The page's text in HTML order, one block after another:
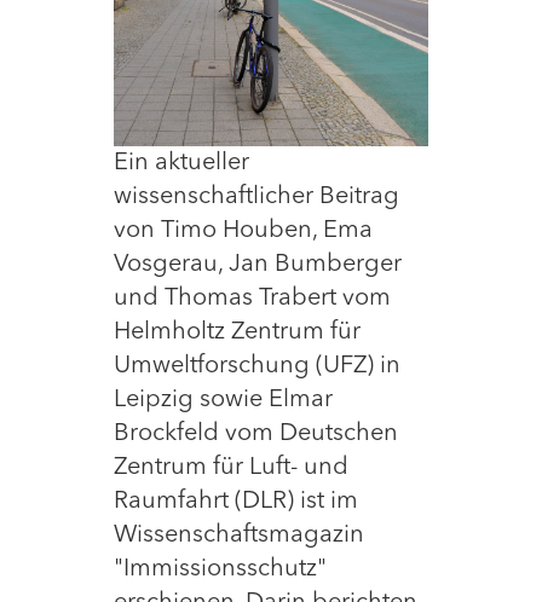
Ein aktueller
wissenschaftlicher Beitrag
von Timo Houben, Ema
Vosgerau, Jan Bumberger
und Thomas Trabert vom
Helmholtz Zentrum für
Umweltforschung (UFZ) in
Leipzig sowie Elmar
Brockfeld vom Deutschen
Zentrum für Luft- und
Raumfahrt (DLR) ist im
Wissenschaftsmagazin
"Immissionsschutz"